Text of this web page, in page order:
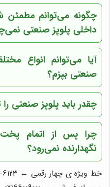
چگونه می‌توانم
داخلی پلوپز صنعتی
آیا می‌توانم انواع
صنعتی بپزم؟
چقدر باید پلوپز صنعتی را
چرا پس از اتمام
نگهدارنده نمی‌رود؟